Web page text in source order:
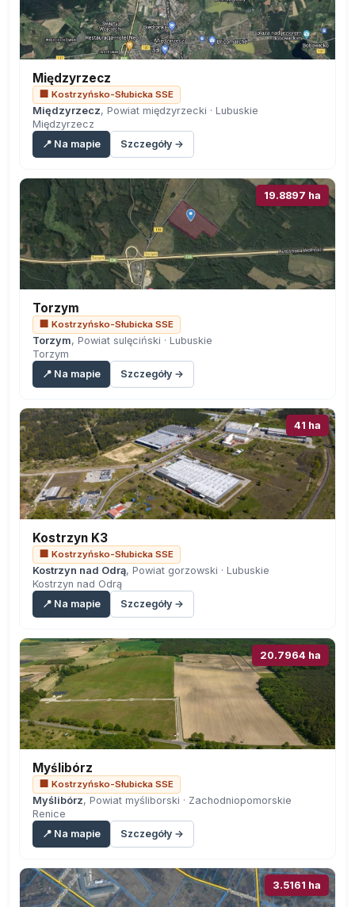
Międzyrzecz
🏢 Kostrzyńsko-Słubicka SSE
Międzyrzecz, Powiat międzyrzecki · Lubuskie
Międzyrzecz
📍 Na mapie
Szczegóły →
19.8897 ha
Torzym
🏢 Kostrzyńsko-Słubicka SSE
Torzym, Powiat sulęciński · Lubuskie
Torzym
📍 Na mapie
Szczegóły →
41 ha
Kostrzyn K3
🏢 Kostrzyńsko-Słubicka SSE
Kostrzyn nad Odrą, Powiat gorzowski · Lubuskie
Kostrzyn nad Odrą
📍 Na mapie
Szczegóły →
20.7964 ha
Myślibórz
🏢 Kostrzyńsko-Słubicka SSE
Myślibórz, Powiat myśliborski · Zachodniopomorskie
Renice
📍 Na mapie
Szczegóły →
3.5161 ha